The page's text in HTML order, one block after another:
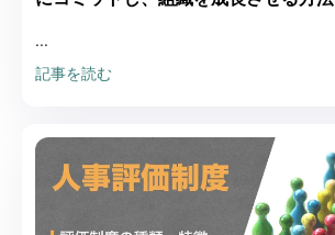
...
記事を読む